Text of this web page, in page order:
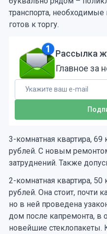
транспорта,
готов к торгу.
Рассылка
Главное за
3-комнатная квартира,
рублей. С новым
затруднений. Также
2-комнатная квартира,
рублей. Она стоит, почти
но в ней проведена
дом после капремонта, в
новейшие